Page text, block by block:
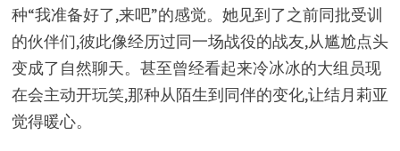
种“我准备好了,来吧”的感觉。她见到了之前同批受训
的伙伴们,彼此像经历过同一场战役的战友,从尴尬点头
变成了自然聊天。甚至曾经看起来冷冰冰的大组员现
在会主动开玩笑,那种从陌生到同伴的变化,让结月莉亚
觉得暖心。